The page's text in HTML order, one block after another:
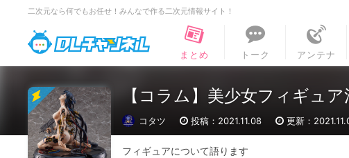
二次元なら何でもお任せ！みんなで作る二次元情報サイト！
DLチャンネル
まとめ
トーク アンテナ
【コラム】美少女フィギュ
コタツ 投稿：2021.11.08 更新：
フィギュアについて語ります